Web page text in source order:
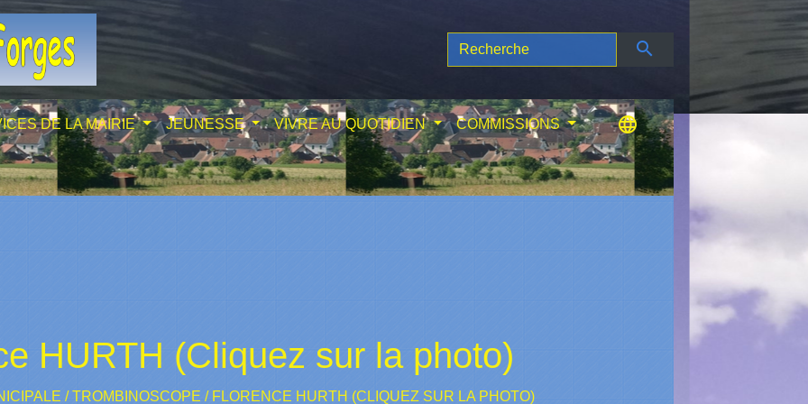
search
DE LA MAIRIE JEUNESSE VIVRE AU QUOTIDIEN COMMISSIONS language
HURTH (Cliquez sur la photo)
/TROMBINOSCOPE / FLORENCE HURTH (CLIQUEZ SUR LA PHOTO)